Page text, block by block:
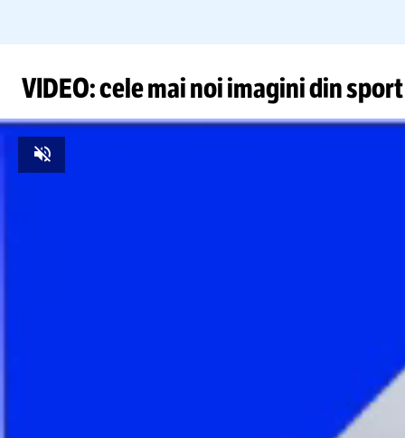
VIDEO: cele mai noi imagini din sport
Unmute